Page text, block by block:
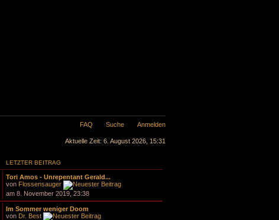
FAQ Suche Anmelden
Aktuelle Zeit: 6. August 2026, 15:31
LETZTER BEITRAG
Tori Amos - Unrepentant Gerald...
von Flossensauger
am 8. November 2019, 23:38
Im Sommer weniger Doom
von Dr. Best